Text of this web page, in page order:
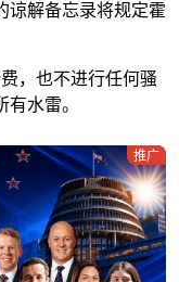
谅解备忘录将规定霍
，也不进行任何骚
水雷。
推广